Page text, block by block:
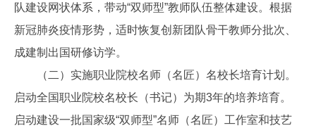
队建设网状体系，带动“双师型”教师队伍整体建设。根据
新冠肺炎疫情形势，适时恢复创新团队骨干教师分批次、
成建制出国研修访学。
（二）实施职业院校名师（名匠）名校长培育计划。
启动全国职业院校名校长（书记）为期3年的培养培育。
启动建设一批国家级“双师型”名师（名匠）工作室和技艺